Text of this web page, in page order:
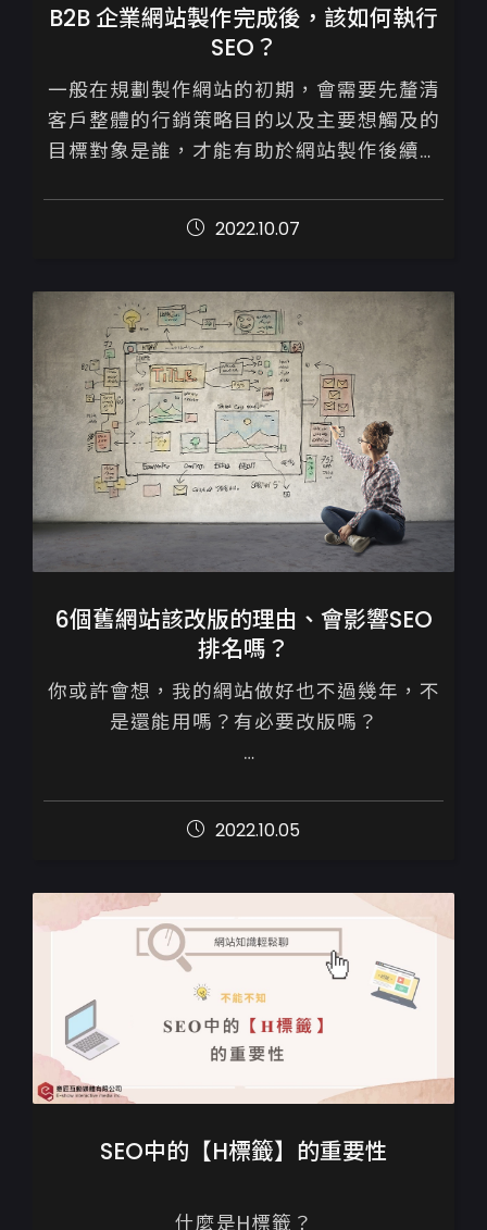
B2B 企業網站製作完成後，該如何執行
SEO？
一般在規劃製作網站的初期，會需要先釐清
客戶整體的行銷策略目的以及主要想觸及的
目標對象是誰，才能有助於網站製作後續進
B2B與B2C兩者於網站設計與後續的行銷操
2022.10.07
6個舊網站該改版的理由、會影響SEO
排名嗎？
你或許會想，我的網站做好也不過幾年，不
是還能用嗎？有必要改版嗎？
搜尋引擎的機制日新月異，短短的3~5年就
可以有很大的變化，
2022.10.05
SEO中的【H標籤】的重要性
什麼是H標籤？